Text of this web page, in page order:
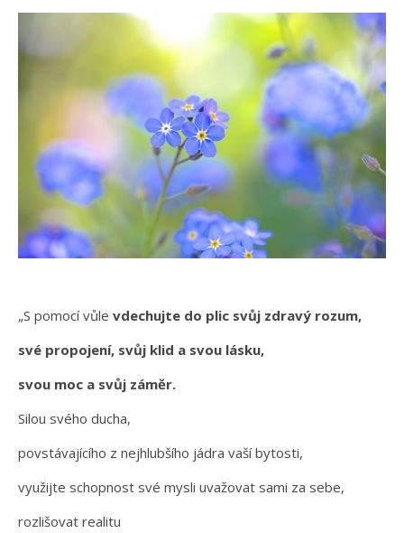
„S pomocí vůle vdechujte do plic svůj zdravý rozum,
své propojení, svůj klid a svou lásku,
svou moc a svůj záměr.
Silou svého ducha,
povstávajícího z nejhlubšího jádra vaší bytosti,
využijte schopnost své mysli uvažovat sami za sebe,
rozlišovat realitu